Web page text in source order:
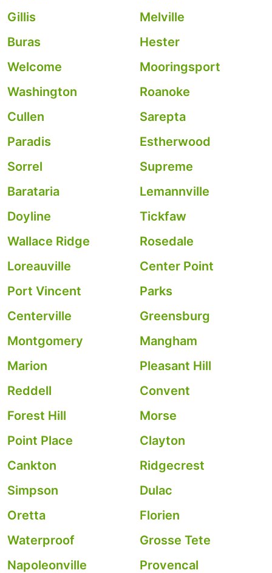
Gillis
Melville
Buras
Hester
Welcome
Mooringsport
Washington
Roanoke
Cullen
Sarepta
Paradis
Estherwood
Sorrel
Supreme
Barataria
Lemannville
Doyline
Tickfaw
Wallace Ridge
Rosedale
Loreauville
Center Point
Port Vincent
Parks
Centerville
Greensburg
Montgomery
Mangham
Marion
Pleasant Hill
Reddell
Convent
Forest Hill
Morse
Point Place
Clayton
Cankton
Ridgecrest
Simpson
Dulac
Oretta
Florien
Waterproof
Grosse Tete
Napoleonville
Provencal